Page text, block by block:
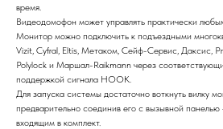
время.
Видеодомофон может управлять практически
Монитор можно подключить к подъездными
Vizit, Cyfral, Eltis, Метаком, Сейф-Сервис, Даксис,
Polylock и Маршал-Raikmann через
поддержкой сигнала HOOK.
Для запуска системы достаточно воткнуть вилку
предварительно соединив его с вызывной
входящим в комплект.